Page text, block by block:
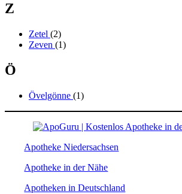
Z
Zetel (2)
Zeven (1)
Ö
Övelgönne (1)
Apotheke Niedersachsen
Apotheke in der Nähe
Apotheken in Deutschland